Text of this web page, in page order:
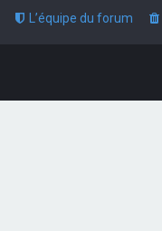
L’équipe du forum